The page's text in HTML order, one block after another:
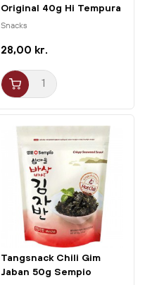
Original 40g Hi Tempura
Snacks
28,00 kr.
Tangsnack Chili Gim
Jaban 50g Sempio